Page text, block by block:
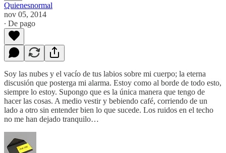
Quienesnormal
nov 05, 2014
∙ De pago
Soy las nubes y el vacío de tus labios sobre mi cuerpo; la eterna
discusión que posterga mi alarma. Estoy como al borde de todo esto,
siempre lo estoy. Supongo que es la única manera que tengo de
hacer las cosas. A medio vestir y bebiendo café, corriendo de un
lado a otro sin entender bien lo que sucede. Los ruidos en el techo
no me han dejado tranquilo…